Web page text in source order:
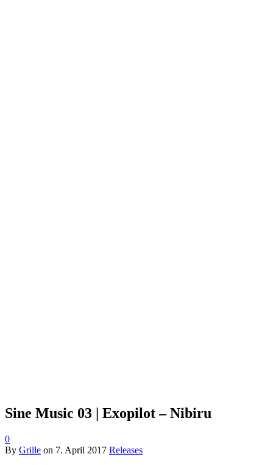
Sine Music 03 | Exopilot – Nibiru
0
By Grille on 7. April 2017 Releases